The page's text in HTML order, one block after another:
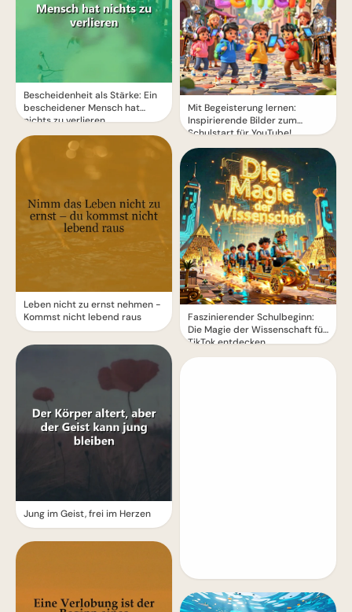
Bescheidenheit als Stärke: Ein
bescheidener Mensch hat
nichts zu verlieren
Leben nicht zu ernst nehmen -
Kommst nicht lebend raus
Jung im Geist, frei im Herzen
Mit Begeisterung lernen:
Inspirierende Bilder zum
Schulstart für YouTube!
Faszinierender Schulbeginn:
Die Magie der Wissenschaft für
TikTok entdecken